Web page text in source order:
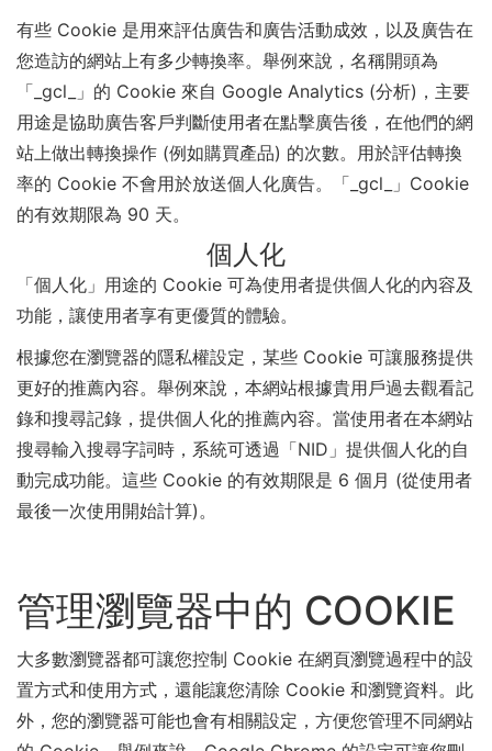
有些 Cookie 是用來評估廣告和廣告活動成效，以及廣告在
您造訪的網站上有多少轉換率。舉例來說，名稱開頭為
「_gcl_」的 Cookie 來自 Google Analytics (分析)，主要
用途是協助廣告客戶判斷使用者在點擊廣告後，在他們的網
站上做出轉換操作 (例如購買產品) 的次數。用於評估轉換
率的 Cookie 不會用於放送個人化廣告。「_gcl_」Cookie
的有效期限為 90 天。
個人化
「個人化」用途的 Cookie 可為使用者提供個人化的內容及
功能，讓使用者享有更優質的體驗。
根據您在瀏覽器的隱私權設定，某些 Cookie 可讓服務提供
更好的推薦內容。舉例來說，本網站根據貴用戶過去觀看記
錄和搜尋記錄，提供個人化的推薦內容。當使用者在本網站
搜尋輸入搜尋字詞時，系統可透過「NID」提供個人化的自
動完成功能。這些 Cookie 的有效期限是 6 個月 (從使用者
最後一次使用開始計算)。
管理瀏覽器中的 COOKIE
大多數瀏覽器都可讓您控制 Cookie 在網頁瀏覽過程中的設
置方式和使用方式，還能讓您清除 Cookie 和瀏覽資料。此
外，您的瀏覽器可能也會有相關設定，方便您管理不同網站